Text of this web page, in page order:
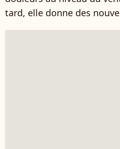
tard, elle donne des